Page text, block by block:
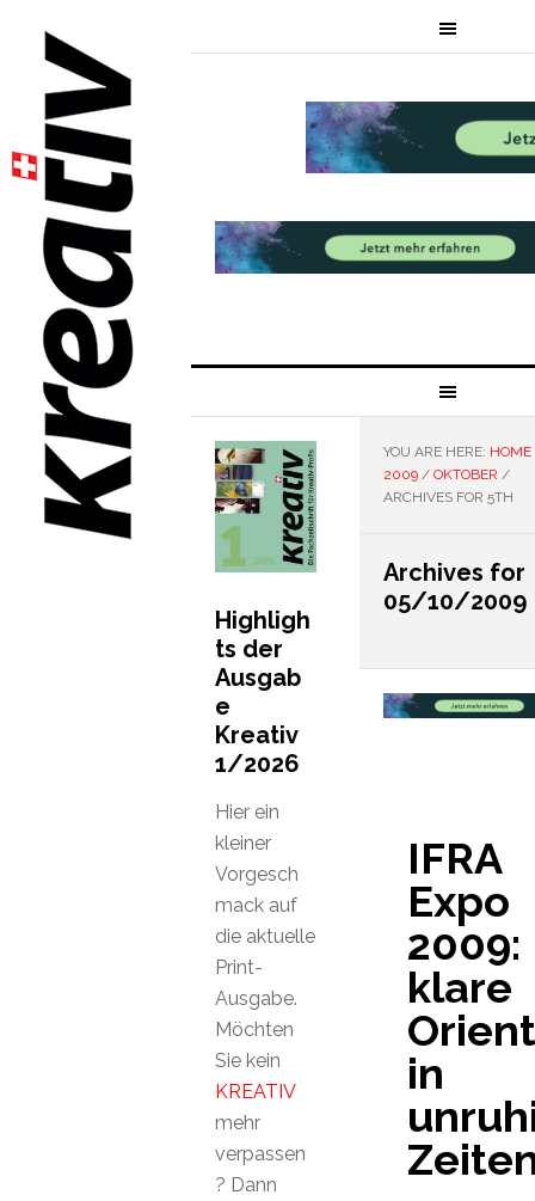
YOU ARE HERE: HOME
2009 / OKTOBER /
ARCHIVES FOR 5TH
Archives for
05/10/2009
IFRA
Expo
2009:
klare
in
Highligh
ts der
Ausgab
e
Kreativ
1/2026
Hier ein
kleiner
Vorgesch
mack auf
die aktuelle
Print-
Ausgabe.
Möchten
Sie kein
KREATIV
mehr
verpassen
? Dann